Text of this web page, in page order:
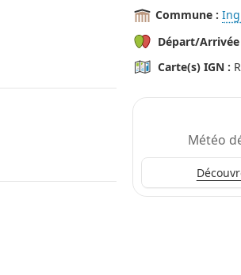
Commune :
Départ/Arrivée
Carte(s) IGN :
Météo